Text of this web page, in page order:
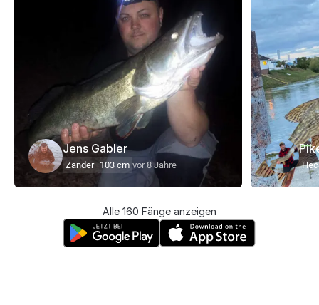
Jens Gabler
Zander 103 cm vor 8 Jahre
Alle 160 Fänge anzeigen